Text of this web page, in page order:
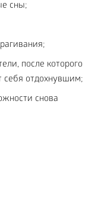
сны;
после которого
себя отдохнувшим;
снова